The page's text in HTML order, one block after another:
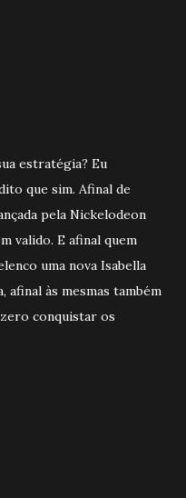
estratégia? Eu
que sim. Afinal de
pela Nickelodeon
valido. E afinal quem
uma nova Isabella
afinal às mesmas também
conquistar os